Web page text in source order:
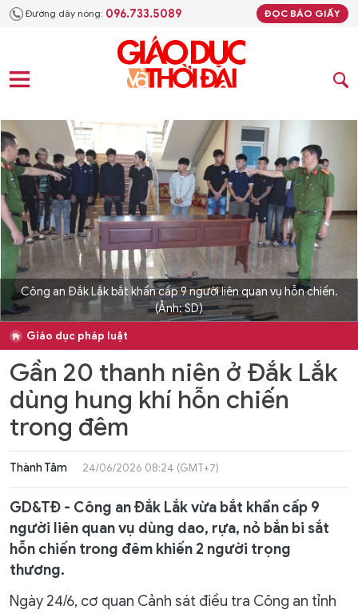
Đường dây nóng: 096.733.5089 ĐỌC BÁO GIẤY
Công an Đắk Lắk bắt khẩn cấp 9 người liên quan vụ hỗn chiến.
(Ảnh: SD)
Giáo dục pháp luật
Gần 20 thanh niên ở Đắk Lắk
dùng hung khí hỗn chiến
trong đêm
Thành Tâm 24/06/2026 08:24 (GMT+7)
GD&TĐ - Công an Đắk Lắk vừa bắt khẩn cấp 9
người liên quan vụ dùng dao, rựa, nỏ bắn bi sắt
hỗn chiến trong đêm khiến 2 người trọng
thương.
Ngày 24/6, cơ quan Cảnh sát điều tra Công an tỉnh